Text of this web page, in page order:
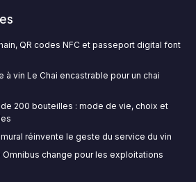
QR codes NFC et passeport digital font
à vin Le Chai encastrable pour un chai
200 bouteilles : mode de vie, choix et
réinvente le geste du service du vin
Omnibus change pour les exploitations